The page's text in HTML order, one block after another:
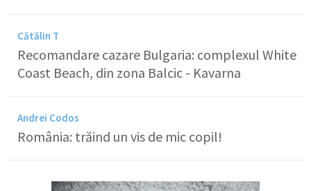
Cătălin T
Recomandare cazare Bulgaria: complexul White
Coast Beach, din zona Balcic - Kavarna
Andrei Codos
România: trăind un vis de mic copil!